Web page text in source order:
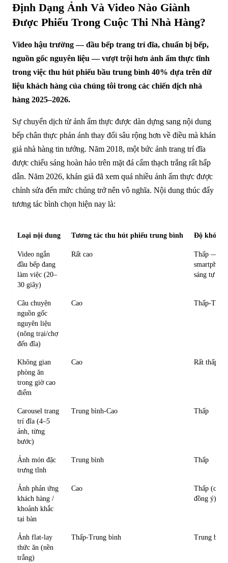
Định Dạng Ảnh Và Video Nào Giành
Được Phiếu Trong Cuộc Thi Nhà Hàng?
Video hậu trường — đầu bếp trang trí đĩa, chuẩn bị bếp,
nguồn gốc nguyên liệu — vượt trội hơn ảnh ẩm thực tĩnh
trong việc thu hút phiếu bầu trung bình 40% dựa trên dữ
liệu khách hàng của chúng tôi trong các chiến dịch nhà
hàng 2025–2026.
Sự chuyển dịch từ ảnh ẩm thực được dàn dựng sang nội dung
bếp chân thực phản ánh thay đổi sâu rộng hơn về điều mà khán
giả nhà hàng tin tưởng. Năm 2018, một bức ảnh trang trí đĩa
được chiếu sáng hoàn hảo trên mặt đá cẩm thạch trắng rất hấp
dẫn. Năm 2026, khán giả đã xem quá nhiều ảnh ẩm thực được
chỉnh sửa đến mức chúng trở nên vô nghĩa. Nội dung thúc đẩy
tương tác bình chọn hiện nay là:
Loại nội dung Tương tác thu hút phiếu trung bình Độ khó
Video ngắn
đầu bếp đang
làm việc (20–
30 giây)
Rất cao
Thấp —
sáng tự
Câu chuyện
nguồn gốc
nguyên liệu
(nông trại/chợ
đến đĩa)
Cao Thấp-
Không gian
phòng ăn
trong giờ cao
điểm
Cao Rất thấp
Carousel trang
trí đĩa (4–5
ảnh, từng
bước)
Trung bình-Cao Thấp
Ảnh món đặc
trưng tĩnh
Trung bình Thấp
Ảnh phản ứng
khách hàng /
khoảnh khắc
tại bàn
Cao
Thấp (có
đồng ý)
Ảnh flat-lay
thức ăn (nền
trắng)
Thấp-Trung bình Trung bình